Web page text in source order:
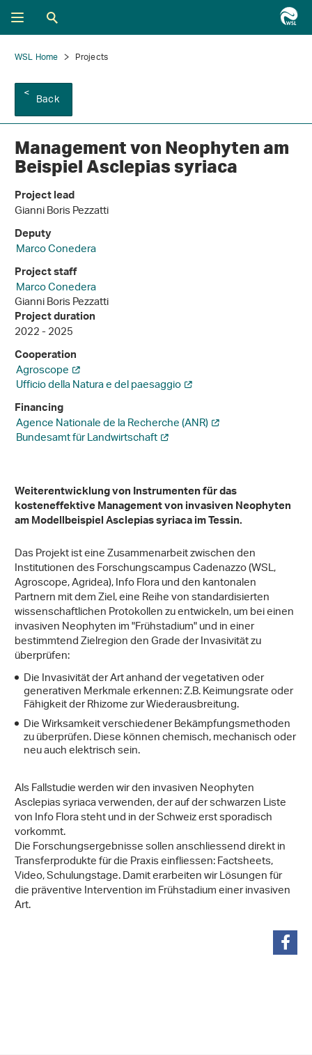
WSL Home Projects
Back
Management von Neophyten am
Beispiel Asclepias syriaca
Project lead
Gianni Boris Pezzatti
Deputy
Marco Conedera
Project staff
Marco Conedera
Gianni Boris Pezzatti
Project duration
2022 - 2025
Cooperation
Agroscope
Ufficio della Natura e del paesaggio
Financing
Agence Nationale de la Recherche (ANR)
Bundesamt für Landwirtschaft
Weiterentwicklung von Instrumenten für das
kosteneffektive Management von invasiven Neophyten
am Modellbeispiel Asclepias syriaca im Tessin.
Das Projekt ist eine Zusammenarbeit zwischen den
Institutionen des Forschungscampus Cadenazzo (WSL,
Agroscope, Agridea), Info Flora und den kantonalen
Partnern mit dem Ziel, eine Reihe von standardisierten
wissenschaftlichen Protokollen zu entwickeln, um bei einen
invasiven Neophyten im "Frühstadium" und in einer
bestimmtend Zielregion den Grade der Invasivität zu
überprüfen:
Die Invasivität der Art anhand der vegetativen oder
generativen Merkmale erkennen: Z.B. Keimungsrate oder
Fähigkeit der Rhizome zur Wiederausbreitung.
Die Wirksamkeit verschiedener Bekämpfungsmethoden
zu überprüfen. Diese können chemisch, mechanisch oder
neu auch elektrisch sein.
Als Fallstudie werden wir den invasiven Neophyten
Asclepias syriaca verwenden, der auf der schwarzen Liste
von Info Flora steht und in der Schweiz erst sporadisch
vorkommt.
Die Forschungsergebnisse sollen anschliessend direkt in
Transferprodukte für die Praxis einfliessen: Factsheets,
Video, Schulungstage. Damit erarbeiten wir Lösungen für
die präventive Intervention im Frühstadium einer invasiven
Art.